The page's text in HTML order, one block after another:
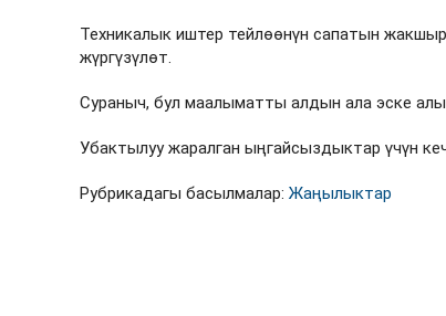
Техникалык иштер тейлөөнүн сапатын
жүргүзүлөт.
Сураныч, бул маалыматты алдын ала эске
Убактылуу жаралган ыңгайсыздыктар үчүн
Рубрикадагы басылмалар: Жаңылыктар